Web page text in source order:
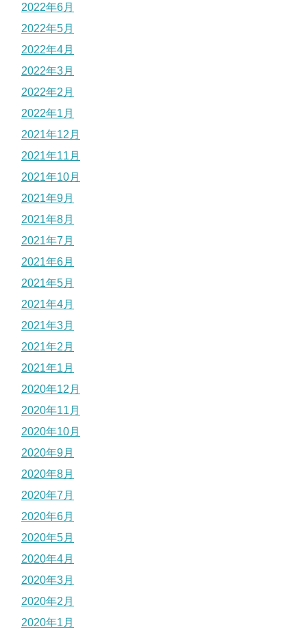
2022年6月
2022年5月
2022年4月
2022年3月
2022年2月
2022年1月
2021年12月
2021年11月
2021年10月
2021年9月
2021年8月
2021年7月
2021年6月
2021年5月
2021年4月
2021年3月
2021年2月
2021年1月
2020年12月
2020年11月
2020年10月
2020年9月
2020年8月
2020年7月
2020年6月
2020年5月
2020年4月
2020年3月
2020年2月
2020年1月